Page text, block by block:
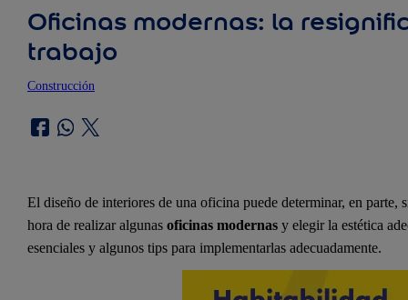
Oficinas modernas: la
trabajo
Construcción
El diseño de interiores de una oficina puede determinar, en parte,
hora de realizar algunas oficinas modernas y elegir la estética
esenciales y algunos tips para implementarlas adecuadamente.